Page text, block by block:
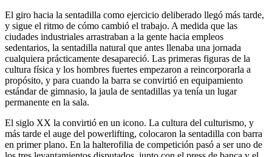
El giro hacia la sentadilla como ejercicio deliberado llegó más tarde,
y sigue el ritmo de cómo cambió el trabajo. A medida que las
ciudades industriales arrastraban a la gente hacia empleos
sedentarios, la sentadilla natural que antes llenaba una jornada
cualquiera prácticamente desapareció. Las primeras figuras de la
cultura física y los hombres fuertes empezaron a reincorporarla a
propósito, y para cuando la barra se convirtió en equipamiento
estándar de gimnasio, la jaula de sentadillas ya tenía un lugar
permanente en la sala.
El siglo XX la convirtió en un icono. La cultura del culturismo, y
más tarde el auge del powerlifting, colocaron la sentadilla con barra
en primer plano. En la halterofilia de competición pasó a ser uno de